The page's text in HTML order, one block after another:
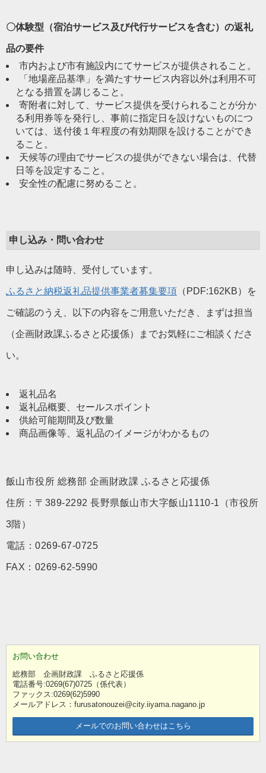
〇体験型（宿泊サービス及び代行サービスを含む）の返礼
品の要件
市内および市有施設内にてサービスが提供されること。
「地場産品基準」を満たすサービス内容以外は利用不可
となる措置を講じること。
寄附者に対して、サービス提供を受けられることが分か
る利用券等を発行し、事前に指定日を設けないものにつ
いては、送付後１年程度の有効期限を設けることができ
ること。
天候等の理由でサービスの提供ができない場合は、代替
日等を設定すること。
安全性の配慮に努めること。
申し込み・問い合わせ
申し込みは随時、受付しています。
ふるさと納税返礼品提供事業者募集要項 （PDF:162KB）を
ご確認のうえ、以下の内容をご用意いただき、まずは担当
（企画財政課ふるさと応援係）までお気軽にご相談くださ
い。
返礼品名
返礼品概要、セールスポイント
供給可能期間及び数量
商品画像等、返礼品のイメージがわかるもの
飯山市役所 総務部 企画財政課 ふるさと応援係
住所：〒389-2292 長野県飯山市大字飯山1110-1（市役所
3階）
電話：0269-67-0725
FAX：0269-62-5990
お問い合わせ
総務部 企画財政課 ふるさと応援係
電話番号:0269(67)0725（係代表）
ファックス:0269(62)5990
メールアドレス：furusatonouzei@city.iiyama.nagano.jp
メールでのお問い合わせはこちら